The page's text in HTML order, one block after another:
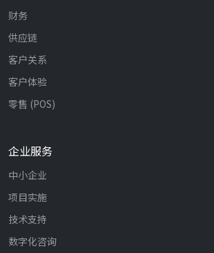
财务
供应链
客户关系
客户体验
零售 (POS)
企业服务
中小企业
项目实施
技术支持
数字化咨询